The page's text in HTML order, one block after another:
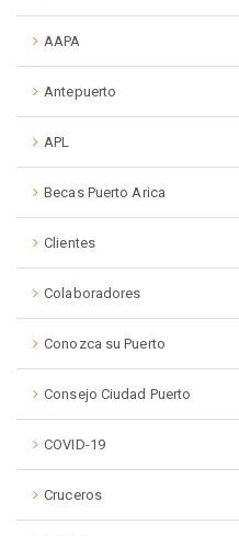
AAPA
Antepuerto
APL
Becas Puerto Arica
Clientes
Colaboradores
Conozca su Puerto
Consejo Ciudad Puerto
COVID-19
Cruceros